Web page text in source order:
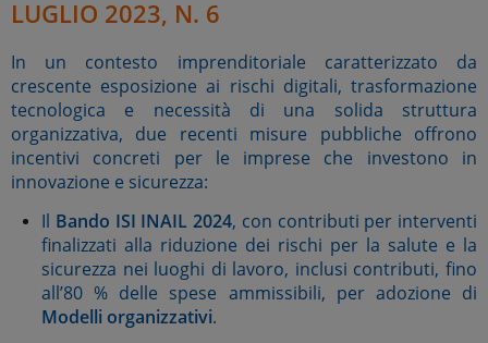
LUGLIO 2023, N. 6
In un contesto imprenditoriale caratterizzato da
crescente esposizione ai rischi digitali, trasformazione
tecnologica e necessità di una solida struttura
organizzativa, due recenti misure pubbliche offrono
incentivi concreti per le imprese che investono in
innovazione e sicurezza:
Il Bando ISI INAIL 2024, con contributi per interventi
finalizzati alla riduzione dei rischi per la salute e la
sicurezza nei luoghi di lavoro, inclusi contributi, fino
all’80 % delle spese ammissibili, per adozione di
Modelli organizzativi.